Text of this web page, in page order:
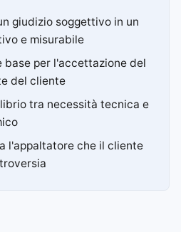
giudizio soggettivo in un
e misurabile
base per l'accettazione del
del cliente
tra necessità tecnica e
l'appaltatore che il cliente